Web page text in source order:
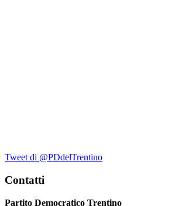
Tweet di @PDdelTrentino
Contatti
Partito Democratico Trentino